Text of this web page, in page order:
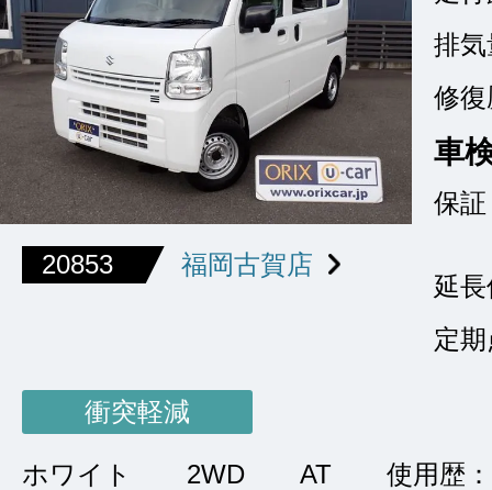
20853 福岡古賀店
排気
修復
車
保証
延
定
衝突軽減
ホワイト 2WD AT
使用歴